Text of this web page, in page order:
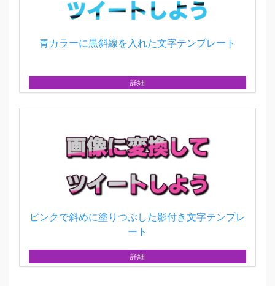
青カラーに黒斜線を入れた文字テンプレート
詳細
ピンクで斜めに塗りつぶした影付き文字テンプレ
ート
詳細